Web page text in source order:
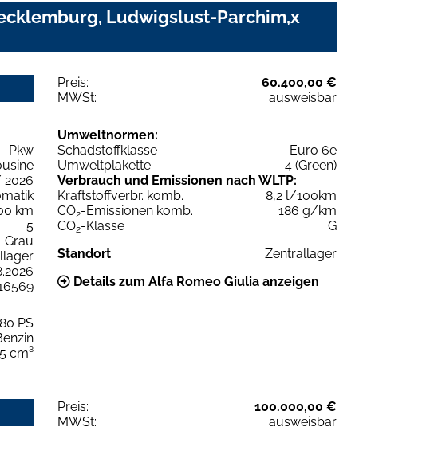
Ludwigslust-Parchim,x
Preis:
60.400,00 €
MWSt:
ausweisbar
Pkw
2026
km
5
Grau
PS
cm³
Umweltnormen:
Schadstoffklasse
Euro 6e
Umweltplakette
4 (Green)
Verbrauch und Emissionen nach WLTP:
Kraftstoffverbr. komb.
8,2 l/100km
CO2-Emissionen komb.
186 g/km
CO2-Klasse
G
Standort
Zentrallager
Details zum Alfa Romeo Giulia anzeigen
Preis:
100.000,00 €
MWSt:
ausweisbar